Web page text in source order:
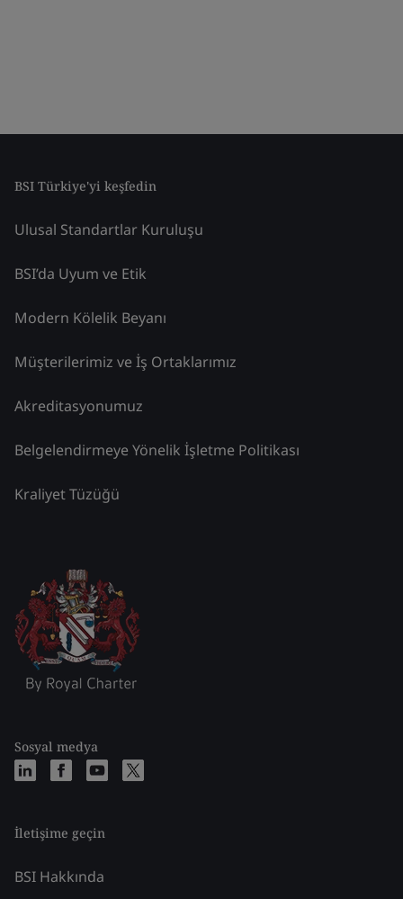
BSI Türkiye'yi keşfedin
Ulusal Standartlar Kuruluşu
BSI’da Uyum ve Etik
Modern Kölelik Beyanı
Müşterilerimiz ve İş Ortaklarımız
Akreditasyonumuz
Belgelendirmeye Yönelik İşletme Politikası
Kraliyet Tüzüğü
Sosyal medya
İletişime geçin
BSI Hakkında